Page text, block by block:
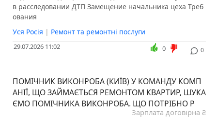
в расследовании ДТП Замещение начальника цеха Треб
ования
Уся Росія | Ремонт та ремонтні послуги
29.07.2026 11:02 0
0
ПОМІЧНИК ВИКОНРОБА (КИЇВ) У КОМАНДУ КОМП
АНІЇ, ЩО ЗАЙМАЄТЬСЯ РЕМОНТОМ КВАРТИР, ШУКА
ЄМО ПОМІЧНИКА ВИКОНРОБА. ЩО ПОТРІБНО Р
Зарплата договірна ₴